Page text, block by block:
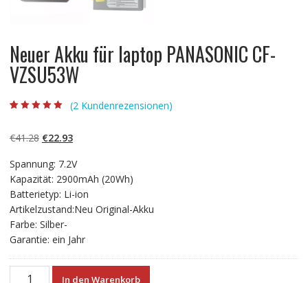
Neuer Akku für laptop PANASONIC CF-
VZSU53W
basierend auf
Kundenbewertun
(2 Kundenrezensionen)
€41.28 Ursprünglicher
war:
€41.28
€22.93Aktueller
ist:
€22.93.
Spannung: 7.2V
Kapazität: 2900mAh (20Wh)
Batterietyp: Li-ion
Artikelzustand:Neu Original-Akku
Farbe: Silber-
Garantie: ein Jahr
Neuer
In den Warenkorb